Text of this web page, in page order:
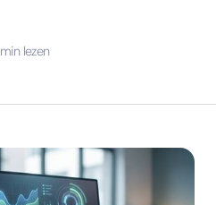
min lezen